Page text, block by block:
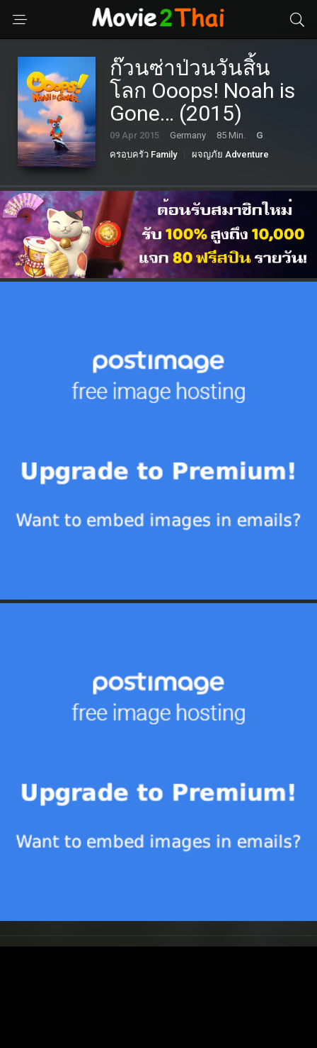
ก๊วนซ่าป่วนวันสิ้น
โลก Ooops! Noah is
Gone… (2015)
09 Apr 2015 Germany 85 Min.
G
ครอบครัว Family
ผจญภัย Adventure